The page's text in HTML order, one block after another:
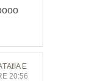
E
20:56